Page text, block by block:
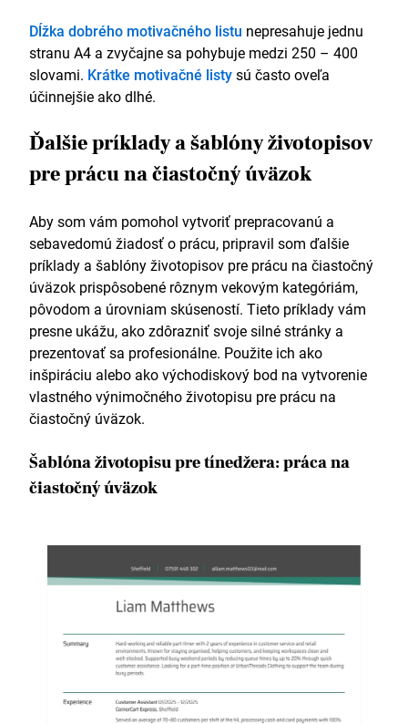
Dĺžka dobrého motivačného listu nepresahuje jednu
stranu A4 a zvyčajne sa pohybuje medzi 250 – 400
slovami. Krátke motivačné listysú často oveľa
účinnejšie ako dlhé.
Ďalšie príklady a šablóny životopisov
pre prácu na čiastočný úväzok
Aby som vám pomohol vytvoriť prepracovanú a
sebavedomú žiadosť o prácu, pripravil som ďalšie
príklady a šablóny životopisov pre prácu na čiastočný
úväzok prispôsobené rôznym vekovým kategóriám,
pôvodom a úrovniam skúseností. Tieto príklady vám
presne ukážu, ako zdôrazniť svoje silné stránky a
prezentovať sa profesionálne. Použite ich ako
inšpiráciu alebo ako východiskový bod na vytvorenie
vlastného výnimočného životopisu pre prácu na
čiastočný úväzok.
Šablóna životopisu pre tínedžera: práca na
čiastočný úväzok